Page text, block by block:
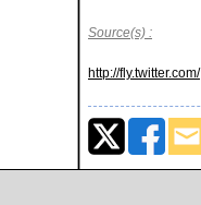
Source(s) :
http://fly.twitter.com/